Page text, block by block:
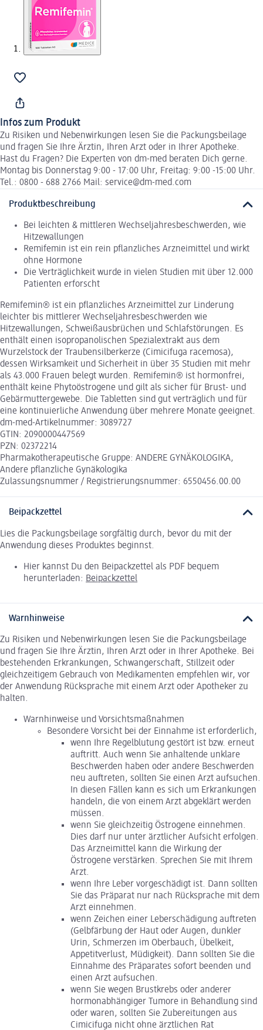
Infos zum Produkt
Zu Risiken und Nebenwirkungen lesen Sie die Packungsbeilage
und fragen Sie Ihre Ärztin, Ihren Arzt oder in Ihrer Apotheke.
Hast du Fragen? Die Experten von dm-med beraten Dich gerne.
Montag bis Donnerstag 9:00 - 17:00 Uhr, Freitag: 9:00 -15:00 Uhr.
Tel.: 0800 - 688 2766 Mail: service@dm-med.com
Produktbeschreibung
Bei leichten & mittleren Wechseljahresbeschwerden, wie
Hitzewallungen
Remifemin ist ein rein pflanzliches Arzneimittel und wirkt
ohne Hormone
Die Verträglichkeit wurde in vielen Studien mit über 12.000
Patienten erforscht
Remifemin® ist ein pflanzliches Arzneimittel zur Linderung
leichter bis mittlerer Wechseljahresbeschwerden wie
Hitzewallungen, Schweißausbrüchen und Schlafstörungen. Es
enthält einen isopropanolischen Spezialextrakt aus dem
Wurzelstock der Traubensilberkerze (Cimicifuga racemosa),
dessen Wirksamkeit und Sicherheit in über 35 Studien mit mehr
als 43.000 Frauen belegt wurden. Remifemin® ist hormonfrei,
enthält keine Phytoöstrogene und gilt als sicher für Brust- und
Gebärmuttergewebe. Die Tabletten sind gut verträglich und für
eine kontinuierliche Anwendung über mehrere Monate geeignet.
dm-med-Artikelnummer: 3089727
GTIN: 2090000447569
PZN: 02372214
Pharmakotherapeutische Gruppe: ANDERE GYNÄKOLOGIKA,
Andere pflanzliche Gynäkologika
Zulassungsnummer / Registrierungsnummer: 6550456.00.00
Beipackzettel
Lies die Packungsbeilage sorgfältig durch, bevor du mit der
Anwendung dieses Produktes beginnst.
Hier kannst Du den Beipackzettel als PDF bequem
herunterladen: Beipackzettel
Warnhinweise
Zu Risiken und Nebenwirkungen lesen Sie die Packungsbeilage
und fragen Sie Ihre Ärztin, Ihren Arzt oder in Ihrer Apotheke. Bei
bestehenden Erkrankungen, Schwangerschaft, Stillzeit oder
gleichzeitigem Gebrauch von Medikamenten empfehlen wir, vor
der Anwendung Rücksprache mit einem Arzt oder Apotheker zu
halten.
Warnhinweise und Vorsichtsmaßnahmen
Besondere Vorsicht bei der Einnahme ist erforderlich,
wenn Ihre Regelblutung gestört ist bzw. erneut
auftritt. Auch wenn Sie anhaltende unklare
Beschwerden haben oder andere Beschwerden
neu auftreten, sollten Sie einen Arzt aufsuchen.
In diesen Fällen kann es sich um Erkrankungen
handeln, die von einem Arzt abgeklärt werden
müssen.
wenn Sie gleichzeitig Östrogene einnehmen.
Dies darf nur unter ärztlicher Aufsicht erfolgen.
Das Arzneimittel kann die Wirkung der
Östrogene verstärken. Sprechen Sie mit Ihrem
Arzt.
wenn Ihre Leber vorgeschädigt ist. Dann sollten
Sie das Präparat nur nach Rücksprache mit dem
Arzt einnehmen.
wenn Zeichen einer Leberschädigung auftreten
(Gelbfärbung der Haut oder Augen, dunkler
Urin, Schmerzen im Oberbauch, Übelkeit,
Appetitverlust, Müdigkeit). Dann sollten Sie die
Einnahme des Präparates sofort beenden und
einen Arzt aufsuchen.
wenn Sie wegen Brustkrebs oder anderer
hormonabhängiger Tumore in Behandlung sind
oder waren, sollten Sie Zubereitungen aus
Cimicifuga nicht ohne ärztlichen Rat